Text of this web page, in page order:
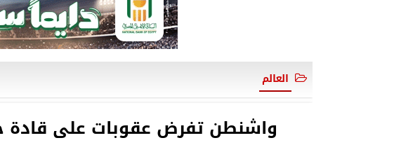
العالم
واشنطن تفرض عقوبات على